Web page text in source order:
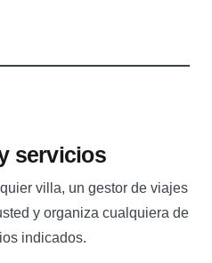
servicios
villa, un gestor de viajes
y organiza cualquiera de
indicados.